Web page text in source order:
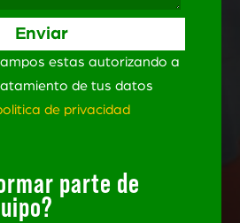
estas autorizando a
de tus datos
de privacidad
parte de